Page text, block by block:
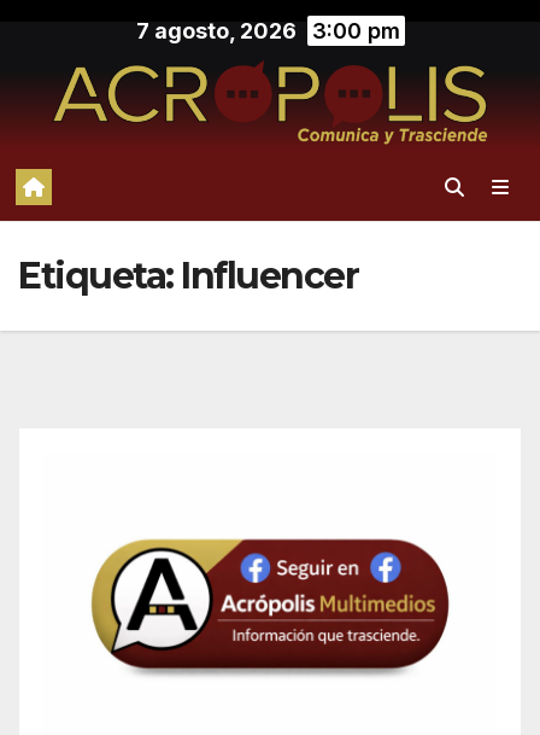
contenido
7 agosto, 2026 3:00 pm
Etiqueta: Influencer